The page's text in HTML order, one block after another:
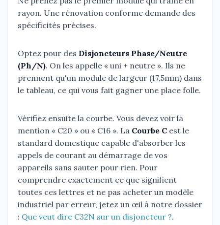
rayon. Une rénovation conforme demande des
spécificités précises.
Optez pour des Disjoncteurs Phase/Neutre
(Ph/N). On les appelle « uni + neutre ». Ils ne
prennent qu'un module de largeur (17,5mm) dans
le tableau, ce qui vous fait gagner une place folle.
Vérifiez ensuite la courbe. Vous devez voir la
mention « C20 » ou « C16 ». La Courbe C est le
standard domestique capable d'absorber les
appels de courant au démarrage de vos
appareils sans sauter pour rien. Pour
comprendre exactement ce que signifient
toutes ces lettres et ne pas acheter un modèle
industriel par erreur, jetez un œil à notre dossier
: Que veut dire C32N sur un disjoncteur ?.